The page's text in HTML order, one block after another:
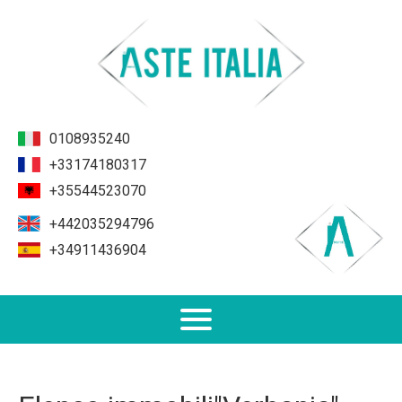
0108935240
+33174180317
+35544523070
+442035294796
+34911436904